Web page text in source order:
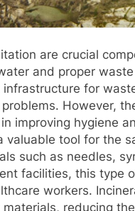
are crucial
and proper
for
However,
improving hygiene
valuable tool for the
such as needles,
facilities, this type
workers.
reducing